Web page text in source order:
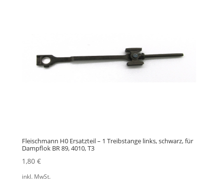
Fleischmann H0 Ersatzteil – 1 Treibstange links, schwarz, für
Dampflok BR 89, 4010, T3
1,80 €
inkl. MwSt.